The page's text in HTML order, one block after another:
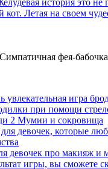
фея-бабочка
2 Мумии и сокровища